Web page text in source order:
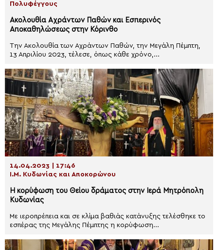
Πολυφέγγους
Ακολουθία Αχράντων Παθών και Εσπερινός
Αποκαθηλώσεως στην Κόρινθο
Την Ακολουθία των Αχράντων Παθών, την Μεγάλη Πέμπτη,
13 Απριλίου 2023, τέλεσε, όπως κάθε χρόνο,...
14.04.2023 | 17:46
Ι.Μ. Κυδωνίας και Αποκορώνου
Η κορύφωση του Θείου δράματος στην Ιερά Μητρόπολη
Κυδωνίας
Με ιεροπρέπεια και σε κλίμα βαθιάς κατάνυξης τελέσθηκε το
εσπέρας της Μεγάλης Πέμπτης η κορύφωση...